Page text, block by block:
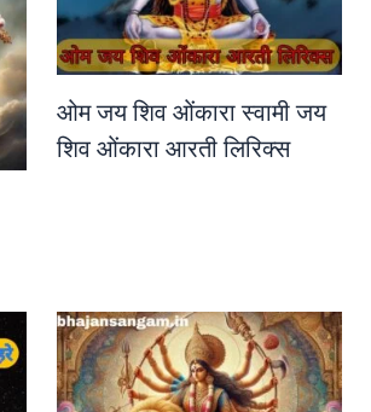
ओम जय शिव ओंकारा स्वामी जय
शिव ओंकारा आरती लिरिक्स